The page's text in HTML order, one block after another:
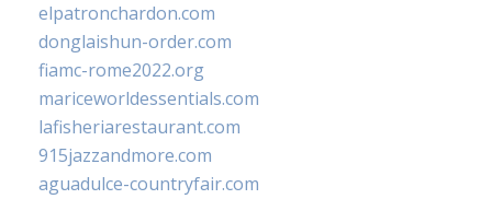
elpatronchardon.com
donglaishun-order.com
fiamc-rome2022.org
mariceworldessentials.com
lafisheriarestaurant.com
915jazzandmore.com
aguadulce-countryfair.com